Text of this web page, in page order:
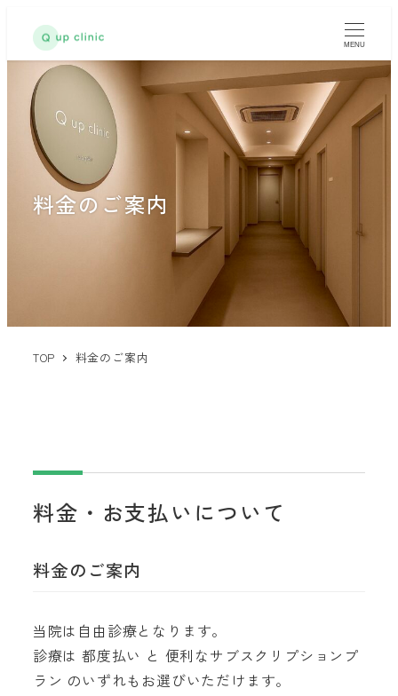
MENU
料金のご案内
TOP 料金のご案内
料金・お支払いについて
料金のご案内
当院は自由診療となります。
診療は 都度払い と 便利なサブスクリプションプ
ラン のいずれもお選びいただけます。